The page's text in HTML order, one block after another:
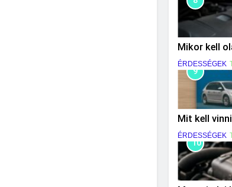
Mikor kell
ÉRDESSÉGEK
9
Mit kell
ÉRDESSÉGEK
10